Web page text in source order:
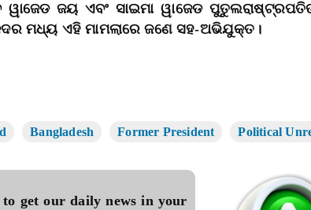
ୱାଜେଡ ଜୟ ଏବଂ ସାଇମା ୱାଜେଡ
ମଧ୍ୟ ଏହି ମାମଲାରେ ଜଣେ ସହ-ଅଭିଯୁକ୍ତ।
Bangladesh Former President Political
get our daily news in your